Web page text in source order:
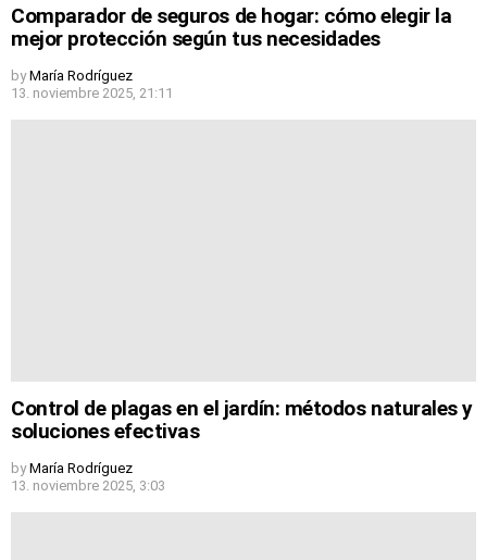
Comparador de seguros de hogar: cómo elegir la
mejor protección según tus necesidades
by María Rodríguez
13. noviembre 2025, 21:11
Control de plagas en el jardín: métodos naturales y
soluciones efectivas
by María Rodríguez
13. noviembre 2025, 3:03